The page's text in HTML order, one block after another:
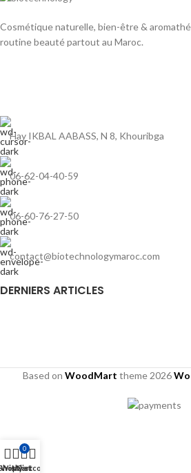
Cosmétique naturelle, bien-être &
routine beauté partout au Maroc.
Hay IKBAL AABASS, N 8, Khouribga
06-62-04-40-59
06-60-76-27-50
contact@biotechnologymaroc.com
DERNIERS ARTICLES
Based on WoodMart theme2026
Wishlist
0
Cart
My account